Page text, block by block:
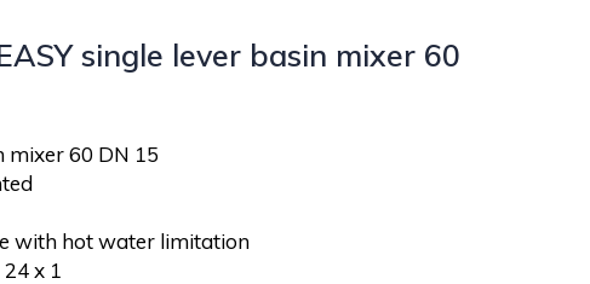
single lever basin mixer 60
mixer 60 DN 15
with hot water limitation
x 1